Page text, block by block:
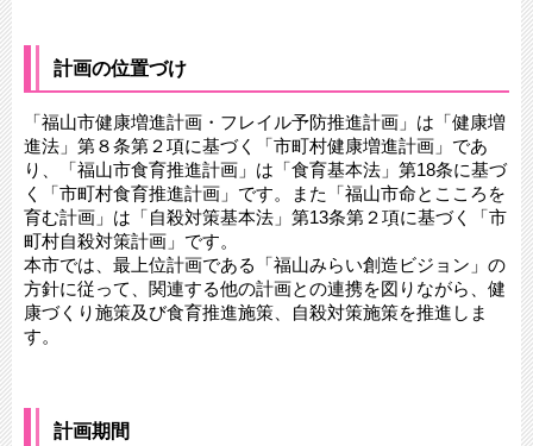
計画の位置づけ
「福山市健康増進計画・フレイル予防推進計画」は「健康増
進法」第８条第２項に基づく「市町村健康増進計画」であ
り、「福山市食育推進計画」は「食育基本法」第18条に基づ
く「市町村食育推進計画」です。また「福山市命とこころを
育む計画」は「自殺対策基本法」第13条第２項に基づく「市
町村自殺対策計画」です。
本市では、最上位計画である「福山みらい創造ビジョン」の
方針に従って、関連する他の計画との連携を図りながら、健
康づくり施策及び食育推進施策、自殺対策施策を推進しま
す。
計画期間